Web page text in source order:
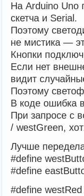
На Arduino Uno
скетча и Serial.
Поэтому
не мистика —
Кнопки
Если нет
видит
Поэтому
В коде ошибка
При запросе с
/ westGreen,
Лучше
#define
#define
#define